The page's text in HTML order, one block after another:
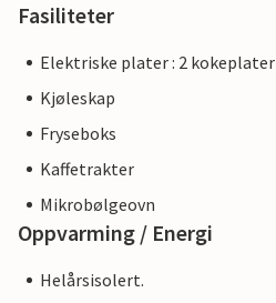
Fasiliteter
Elektriske plater : 2 kokeplater
Kjøleskap
Fryseboks
Kaffetrakter
Mikrobølgeovn
Oppvarming / Energi
Helårsisolert.